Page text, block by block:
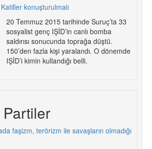
konuşturulmalı
20 Temmuz 2015 tarihinde Suruç’ta 33
sosyalist genç IŞİD’in canlı bomba
saldırısı sonucunda toprağa düştü.
150’den fazla kişi yaralandı. O dönemde
IŞİD’i kimin kullandığı belli.
faşizm, terörizm ile savaşların olmadığı